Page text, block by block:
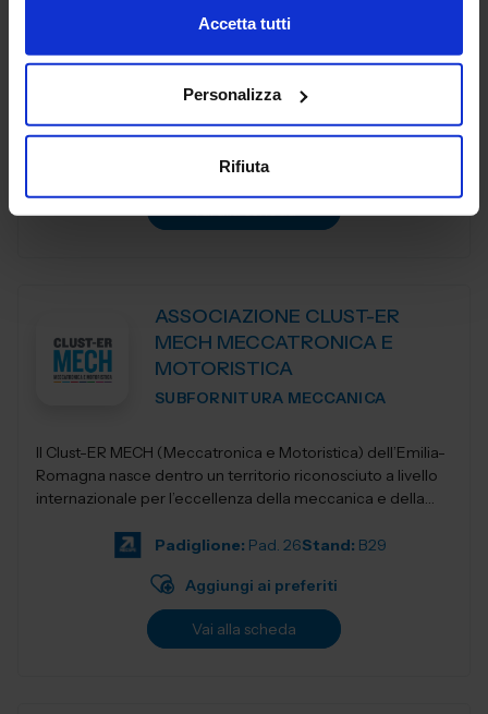
Accetta tutti
Personalizza
Rifiuta
ASPOTEC SRL
SUBFORNITURA MECCANICA
Padiglione:Pad. 26Stand:B72
Aggiungi ai preferiti
Vai alla scheda
ASSOCIAZIONE CLUST-ER
MECH MECCATRONICA E
MOTORISTICA
SUBFORNITURA MECCANICA
Il Clust-ER MECH (Meccatronica e Motoristica) dell’Emilia-
Romagna nasce dentro un territorio riconosciuto a livello
internazionale per l’eccellenza della meccanica e della
Padiglione: Pad. 26Stand: B29
Aggiungi ai preferiti
Vai alla scheda